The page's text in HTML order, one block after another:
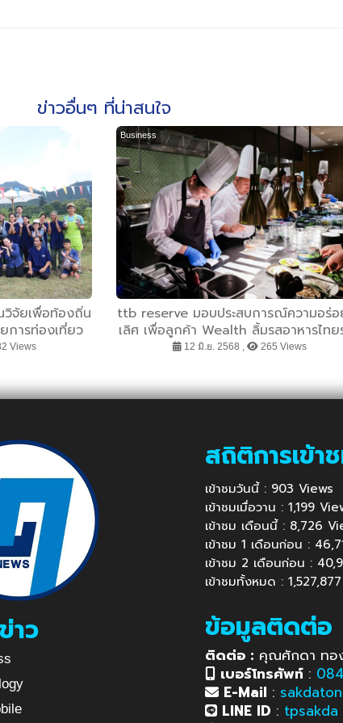
ข่าวอื่นๆ ที่น่าสนใจ
วิจัยเพื่อท้องถิ่น
ารท่องเที่ยว
บล
Views
Business
ttb reserve มอบประสบการณ์ความอร่อ
เลิศ เพื่อลูกค้า Wealth ลิ้มรสอาหารไทย
สมัยในค่ำคืนสุดพิเศษ
12 มิ.ย. 2568 , 265 Views
าว
สถิติการเข้า
เข้าชมวันนี้ : 903 Views
เข้าชมเมื่อวาน : 1,199
เข้าชม เดือนนี้ : 8,726
เข้าชม 1 เดือนก่อน :
เข้าชม 2 เดือนก่อน :
เข้าชมทั้งหมด :
ข้อมูลติดต่อ
ติดต่อ : คุณศักดา ทอ
เบอร์โทรศัพท์ :
E-Mail :
LINE ID : tpsakda